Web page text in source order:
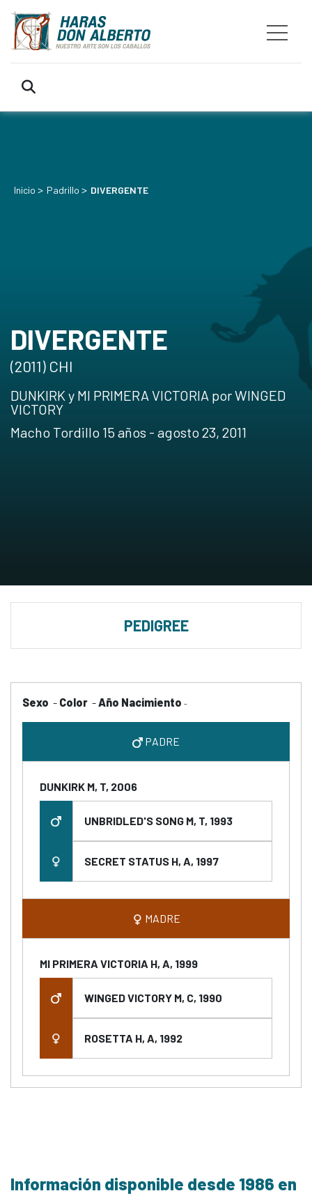
Inicio > Padrillo > DIVERGENTE
DIVERGENTE
(2011) CHI
DUNKIRK y MI PRIMERA VICTORIA por WINGED
VICTORY
Macho Tordillo 15 años - agosto 23, 2011
PEDIGREE
Sexo - Color -Año Nacimiento -
PADRE
DUNKIRK M, T, 2006
UNBRIDLED'S SONG M, T, 1993
SECRET STATUS H, A, 1997
MADRE
MI PRIMERA VICTORIA H, A, 1999
WINGED VICTORY M, C, 1990
ROSETTA H, A, 1992
Información disponible desde 1986 en